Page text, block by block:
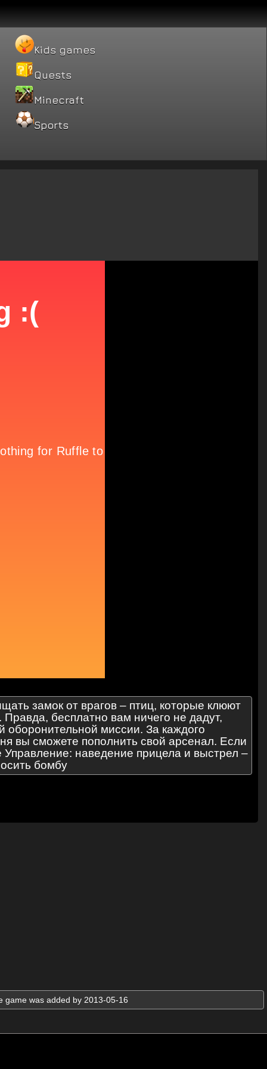
Kids games
Quests
Minecraft
Sports
замок от врагов – птиц, которые клюют
бесплатно вам ничего не дадут,
оборонительной миссии. За каждого
вы сможете пополнить свой арсенал. Если
Управление: наведение прицела и выстрел –
бомбу
game was added by 2013-05-16